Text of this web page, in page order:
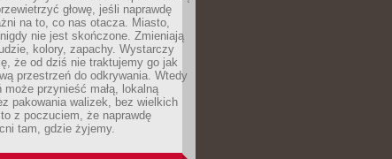
głowę, jeśli naprawdę
na to, co nas otacza. Miasto,
nie jest skończone. Zmieniają
kolory, zapachy. Wystarczy
że od dziś nie traktujemy go jak
przestrzeń do odkrywania. Wtedy
może przynieść małą, lokalną
pakowania walizek, bez wielkich
z poczuciem, że naprawdę
tam, gdzie żyjemy.